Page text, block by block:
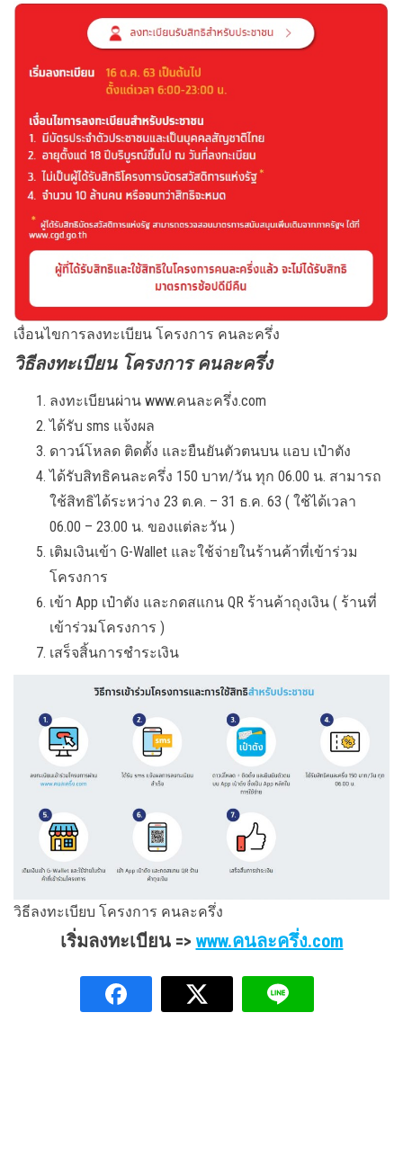
เงื่อนไขการลงทะเบียน โครงการ คนละครึ่ง
วิธีลงทะเบียน โครงการ คนละครึ่ง
ลงทะเบียนผ่าน www.คนละครึ่ง.com
ได้รับ sms แจ้งผล
ดาวน์โหลด ติดตั้ง และยืนยันตัวตนบน แอบ เป๋าตัง
ได้รับสิทธิคนละครึ่ง 150 บาท/วัน ทุก 06.00 น. สามารถ
ใช้สิทธิได้ระหว่าง 23 ต.ค. – 31 ธ.ค. 63 ( ใช้ได้เวลา
06.00 – 23.00 น. ของแต่ละวัน )
เติมเงินเข้า G-Wallet และใช้จ่ายในร้านค้าที่เข้าร่วม
โครงการ
เข้า App เป๋าตัง และกดสแกน QR ร้านค้าถุงเงิน ( ร้านที่
เข้าร่วมโครงการ )
เสร็จสิ้นการชำระเงิน
วิธีลงทะเบียบ โครงการ คนละครึ่ง
เริ่มลงทะเบียน => www.คนละครึ่ง.com